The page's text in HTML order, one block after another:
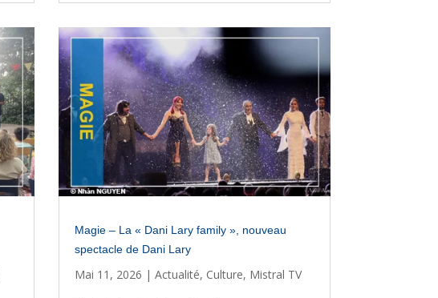
Magie – La « Dani Lary family », nouveau
spectacle de Dani Lary
Mai 11, 2026 |Actualité, Culture, Mistral TV